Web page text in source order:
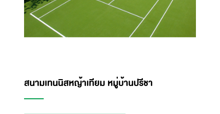
สนามเทนนิสหญ้าเทียม หมู่บ้านปรีชา